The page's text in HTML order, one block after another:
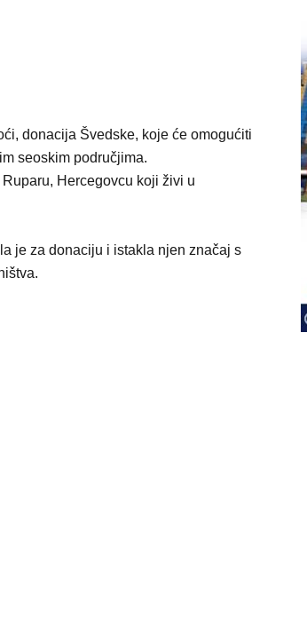
donacija Švedske, koje će omogućiti
seoskim područjima.
Hercegovcu koji živi u
je za donaciju i istakla njen značaj s